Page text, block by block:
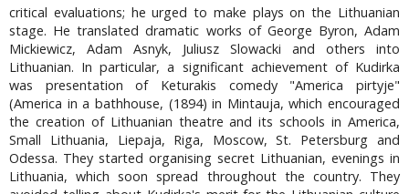
critical evaluations; he urged to make plays on the Lithuanian
stage. He translated dramatic works of George Byron, Adam
Mickiewicz, Adam Asnyk, Juliusz Slowacki and others into
Lithuanian. In particular, a significant achievement of Kudirka
was presentation of Keturakis comedy "America pirtyje"
(America in a bathhouse, (1894) in Mintauja, which encouraged
the creation of Lithuanian theatre and its schools in America,
Small Lithuania, Liepaja, Riga, Moscow, St. Petersburg and
Odessa. They started organising secret Lithuanian, evenings in
Lithuania, which soon spread throughout the country. They